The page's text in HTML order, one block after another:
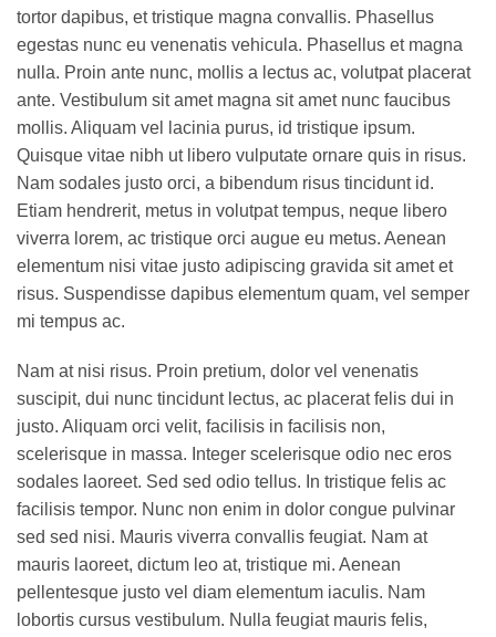
tortor dapibus, et tristique magna convallis. Phasellus
egestas nunc eu venenatis vehicula. Phasellus et magna
nulla. Proin ante nunc, mollis a lectus ac, volutpat placerat
ante. Vestibulum sit amet magna sit amet nunc faucibus
mollis. Aliquam vel lacinia purus, id tristique ipsum.
Quisque vitae nibh ut libero vulputate ornare quis in risus.
Nam sodales justo orci, a bibendum risus tincidunt id.
Etiam hendrerit, metus in volutpat tempus, neque libero
viverra lorem, ac tristique orci augue eu metus. Aenean
elementum nisi vitae justo adipiscing gravida sit amet et
risus. Suspendisse dapibus elementum quam, vel semper
mi tempus ac.
Nam at nisi risus. Proin pretium, dolor vel venenatis
suscipit, dui nunc tincidunt lectus, ac placerat felis dui in
justo. Aliquam orci velit, facilisis in facilisis non,
scelerisque in massa. Integer scelerisque odio nec eros
sodales laoreet. Sed sed odio tellus. In tristique felis ac
facilisis tempor. Nunc non enim in dolor congue pulvinar
sed sed nisi. Mauris viverra convallis feugiat. Nam at
mauris laoreet, dictum leo at, tristique mi. Aenean
pellentesque justo vel diam elementum iaculis. Nam
lobortis cursus vestibulum. Nulla feugiat mauris felis,